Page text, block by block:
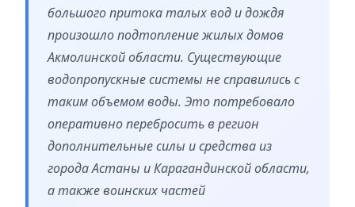
большого притока талых вод и дождя
произошло подтопление жилых домов
Акмолинской области. Существующие
водопропускные системы не справились с
таким объемом воды. Это потребовало
оперативно перебросить в регион
дополнительные силы и средства из
города Астаны и Карагандинской области,
а также воинских частей